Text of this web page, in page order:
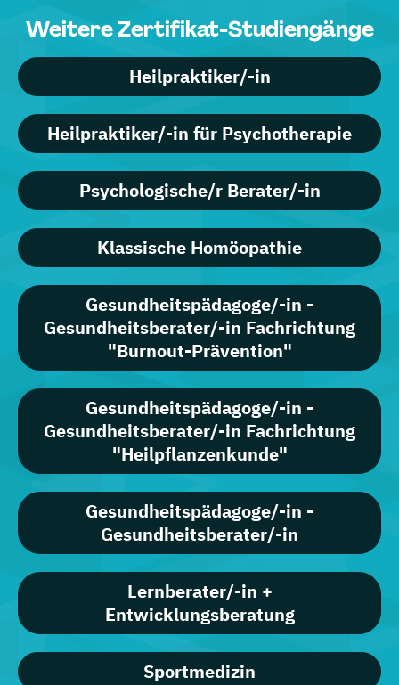
Weitere Zertifikat-Studiengänge
Heilpraktiker/-in
Heilpraktiker/-in für Psychotherapie
Psychologische/r Berater/-in
Klassische Homöopathie
Gesundheitspädagoge/-in -
Gesundheitsberater/-in Fachrichtung
"Burnout-Prävention"
Gesundheitspädagoge/-in -
Gesundheitsberater/-in Fachrichtung
"Heilpflanzenkunde"
Gesundheitspädagoge/-in -
Gesundheitsberater/-in
Lernberater/-in +
Entwicklungsberatung
Sportmedizin